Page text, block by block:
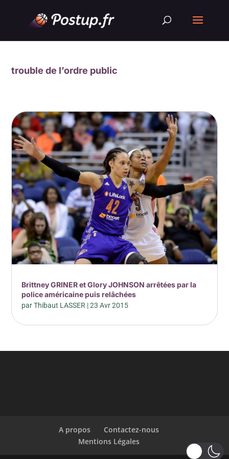
trouble de l’ordre public
Brittney GRINER et Glory JOHNSON arrêtées par la
police américaine puis relâchées
parThibaut LASSER |23 Avr 2015
A propos
Contactez-nous
Mentions Légales